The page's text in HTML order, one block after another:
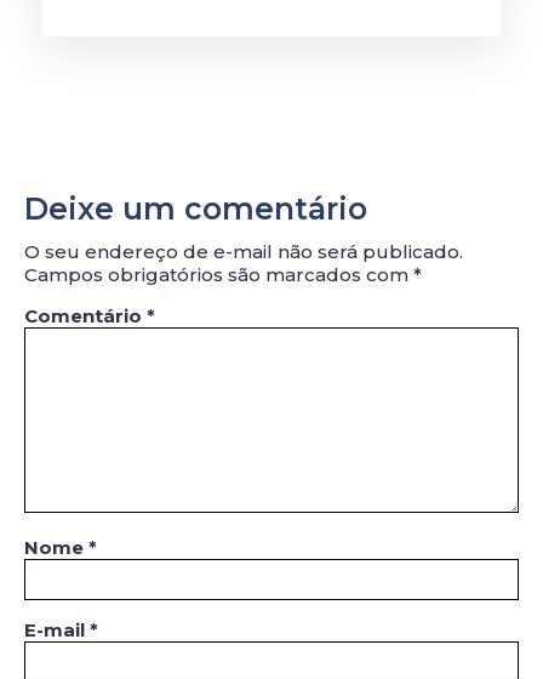
Deixe um comentário
O seu endereço de e-mail não será publicado.
Campos obrigatórios são marcados com *
Comentário *
Nome *
E-mail *